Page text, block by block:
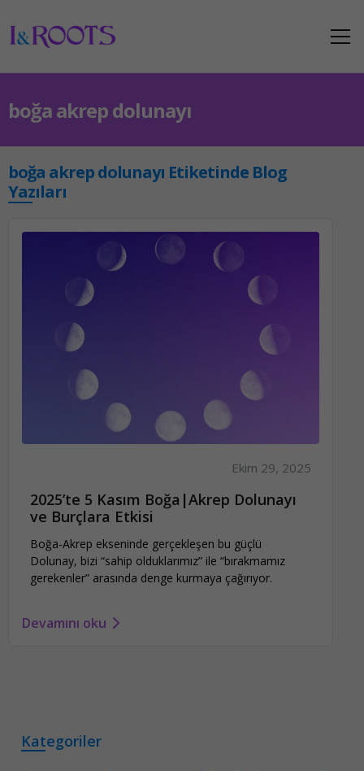
boğa akrep dolunayı
boğa akrep dolunayı Etiketinde Blog
Yazıları
Ekim 29, 2025
2025’te 5 Kasım Boğa|Akrep Dolunayı
ve Burçlara Etkisi
Boğa-Akrep ekseninde gerçekleşen bu güçlü
Dolunay, bizi “sahip olduklarımız” ile “bırakmamız
gerekenler” arasında denge kurmaya çağırıyor.
Devamını oku
Kategoriler